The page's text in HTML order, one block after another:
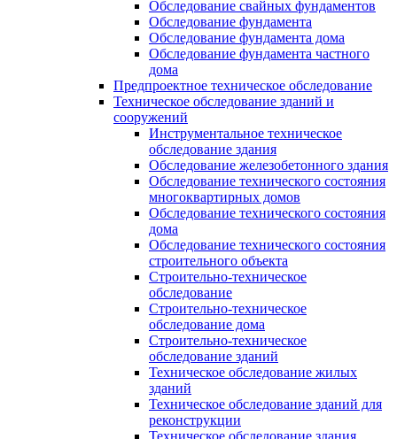
Обследование свайных фундаментов
Обследование фундамента
Обследование фундамента дома
Обследование фундамента частного
дома
Предпроектное техническое обследование
Техническое обследование зданий и
сооружений
Инструментальное техническое
обследование здания
Обследование железобетонного здания
Обследование технического состояния
многоквартирных домов
Обследование технического состояния
дома
Обследование технического состояния
строительного объекта
Строительно-техническое
обследование
Строительно-техническое
обследование дома
Строительно-техническое
обследование зданий
Техническое обследование жилых
зданий
Техническое обследование зданий для
реконструкции
Техническое обследование здания